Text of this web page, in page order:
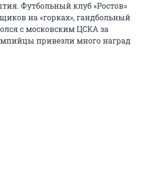
Футбольный клуб «Ростов»
на «горках», гандбольный
с московским ЦСКА за
привезли много наград